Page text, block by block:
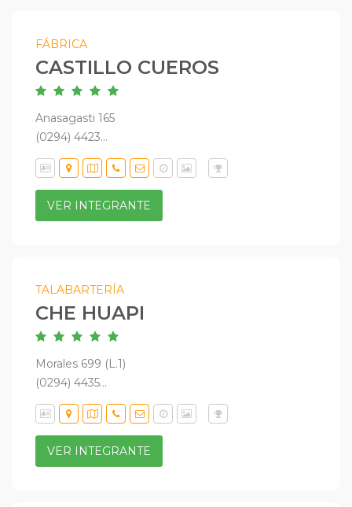
FÁBRICA
CASTILLO CUEROS
Anasagasti 165
(0294) 4423...
VER INTEGRANTE
TALABARTERÍA
CHE HUAPI
Morales 699 (L.1)
(0294) 4435...
VER INTEGRANTE